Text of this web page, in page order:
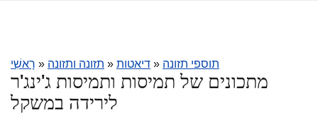
רָאשִׁי » תזונה ותזונה » דיאטות » תוספי תזונה
מתכונים של תמיסות ותמיסות ג'ינג'ר
לירידה במשקל